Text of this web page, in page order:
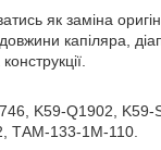
як заміна
капіляра,
K59-Q1902, K59-
ТАМ-133-1М-110.